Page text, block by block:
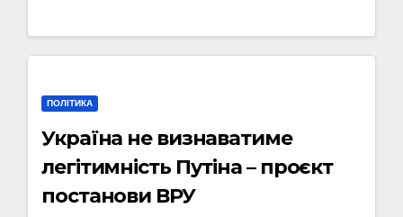
ПОЛІТИКА
Україна не визнаватиме
легітимність Путіна – проєкт
постанови ВРУ